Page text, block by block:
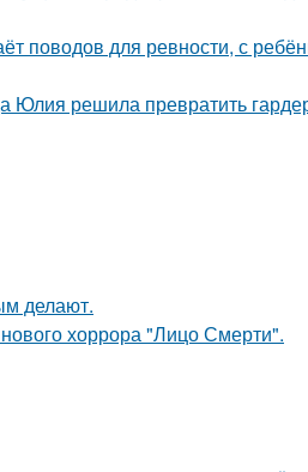
поводов для ревности, с
Юлия решила превратить
делают.
хоррора "Лицо Смерти".